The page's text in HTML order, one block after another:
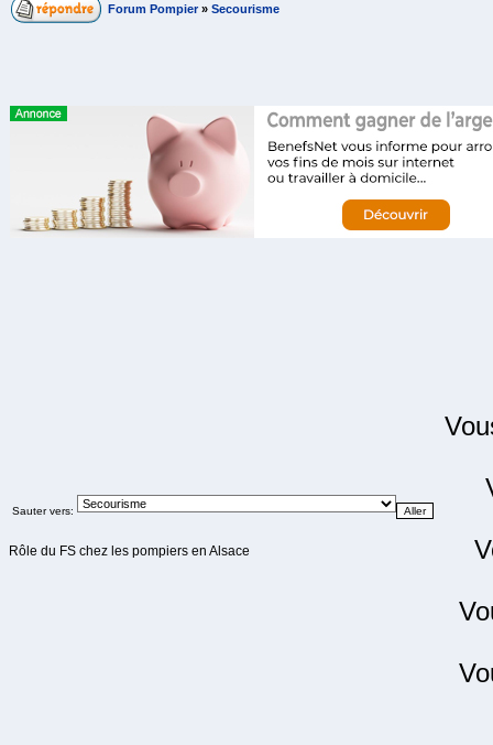
Forum Pompier » Secourisme
Sauter vers:
Rôle du FS chez les pompiers en Alsace